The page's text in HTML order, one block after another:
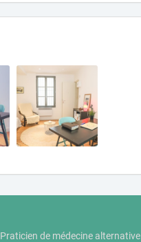
Praticien de médecine alternative